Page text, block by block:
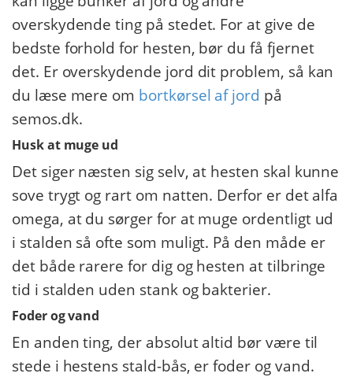
overskydende ting på stedet. For at give de
bedste forhold for hesten, bør du få fjernet
det. Er overskydende jord dit problem, så kan
du læse mere om bortkørsel af jord på
semos.dk.
Husk at muge ud
Det siger næsten sig selv, at hesten skal kunne
sove trygt og rart om natten. Derfor er det alfa
omega, at du sørger for at muge ordentligt ud
i stalden så ofte som muligt. På den måde er
det både rarere for dig og hesten at tilbringe
tid i stalden uden stank og bakterier.
Foder og vand
En anden ting, der absolut altid bør være til
stede i hestens stald-bås, er foder og vand.